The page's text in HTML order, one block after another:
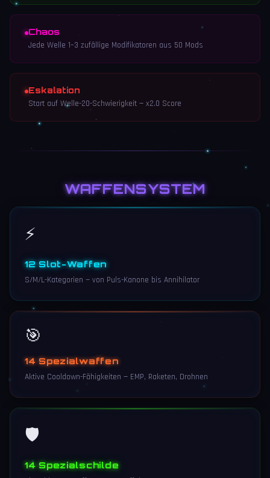
Chaos
Jede Welle 1–3 zufällige Modifikatoren aus 50 Mods
Eskalation
Start auf Welle-20-Schwierigkeit — x2.0 Score
WAFFENSYSTEM
⚡
12 Slot-Waffen
S/M/L-Kategorien — von Puls-Kanone bis Annihilator
🎯
14 Spezialwaffen
Aktive Cooldown-Fähigkeiten — EMP, Raketen, Drohnen
🛡️
14 Spezialschilde